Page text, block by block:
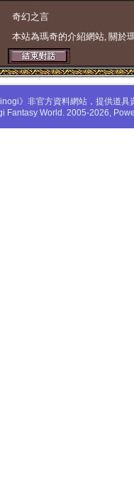
奇幻之言
本站為瑪奇的介紹網站, 關於
》非官方資料網站，提供道
Fantasy World. 2005-2026,